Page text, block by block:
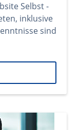
Selbst -
inklusive
sind